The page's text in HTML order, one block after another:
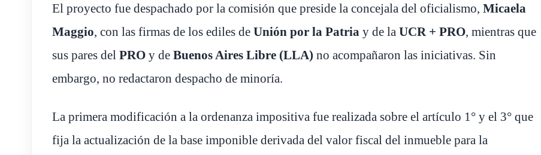
El proyecto fue despachado por la comisión que preside la concejala del oficialismo, Micaela
Maggio, con las firmas de los ediles de Unión por la Patria y de la UCR + PRO, mientras que
sus pares del PRO y de Buenos Aires Libre (LLA) no acompañaron las iniciativas. Sin
embargo, no redactaron despacho de minoría.
La primera modificación a la ordenanza impositiva fue realizada sobre el artículo 1° y el 3° que
fija la actualización de la base imponible derivada del valor fiscal del inmueble para la